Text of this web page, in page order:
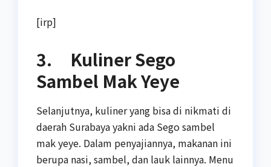
[irp]
3. Kuliner Sego
Sambel Mak Yeye
Selanjutnya, kuliner yang bisa di nikmati di
daerah Surabaya yakni ada Sego sambel
mak yeye. Dalam penyajiannya, makanan ini
berupa nasi, sambel, dan lauk lainnya. Menu